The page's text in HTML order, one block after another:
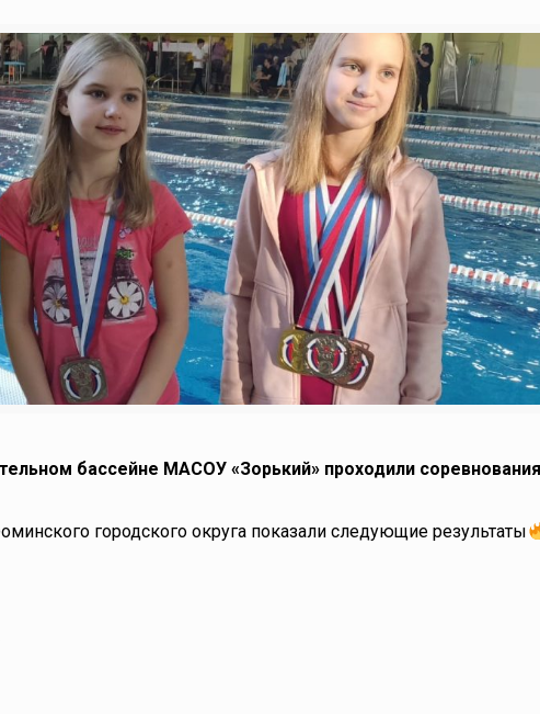
бассейне МАСОУ «Зорький» проходили
городского округа показали следующие результаты